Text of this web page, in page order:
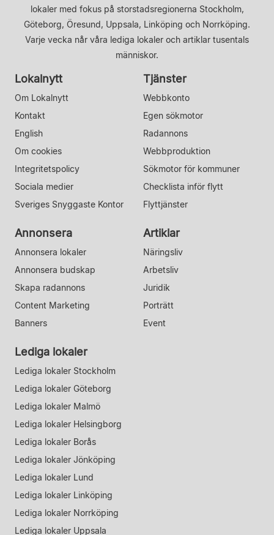
lokaler med fokus på storstadsregionerna Stockholm,
Göteborg, Öresund, Uppsala, Linköping och Norrköping.
Varje vecka når våra lediga lokaler och artiklar tusentals
människor.
Lokalnytt
Om Lokalnytt
Kontakt
English
Om cookies
Integritetspolicy
Sociala medier
Sveriges Snyggaste Kontor
Tjänster
Webbkonto
Egen sökmotor
Radannons
Webbproduktion
Sökmotor för kommuner
Checklista inför flytt
Flyttjänster
Annonsera
Annonsera lokaler
Annonsera budskap
Skapa radannons
Content Marketing
Banners
Artiklar
Näringsliv
Arbetsliv
Juridik
Porträtt
Event
Lediga lokaler
Lediga lokaler Stockholm
Lediga lokaler Göteborg
Lediga lokaler Malmö
Lediga lokaler Helsingborg
Lediga lokaler Borås
Lediga lokaler Jönköping
Lediga lokaler Lund
Lediga lokaler Linköping
Lediga lokaler Norrköping
Lediga lokaler Uppsala